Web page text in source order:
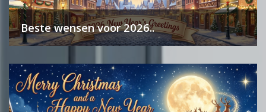
Beste wensen voor 2026..